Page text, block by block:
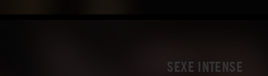
SEXE INTENSE